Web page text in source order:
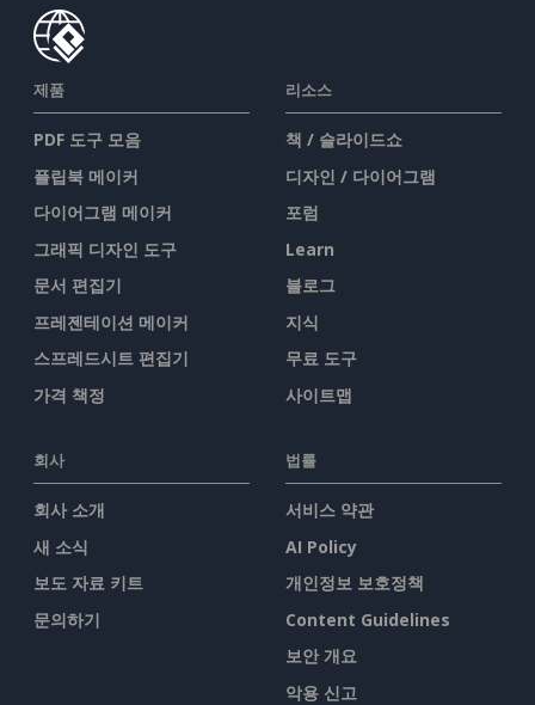
제품
PDF 도구 모음
플립북 메이커
다이어그램 메이커
그래픽 디자인 도구
문서 편집기
프레젠테이션 메이커
스프레드시트 편집기
가격 책정
리소스
책 / 슬라이드쇼
디자인 / 다이어그램
포럼
Learn
블로그
지식
무료 도구
사이트맵
회사
회사 소개
새 소식
보도 자료 키트
문의하기
법률
서비스 약관
AI Policy
개인정보 보호정책
Content Guidelines
보안 개요
악용 신고